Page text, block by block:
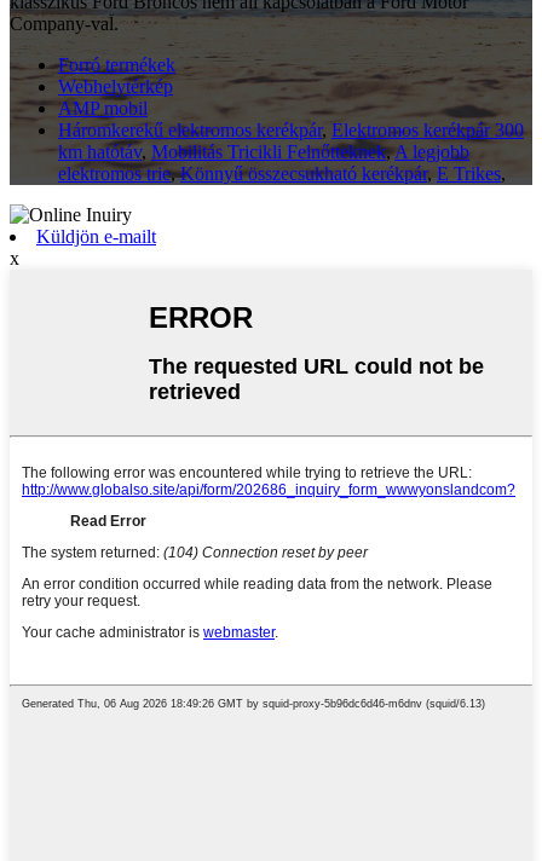
Company-val.
Forró termékek
Webhelytérkép
AMP mobil
Háromkerekű elektromos kerékpár, Elektromos kerékpár 300
km hatótáv, Mobilitás Tricikli Felnőtteknek,A legjobb
elektromos trie,Könnyű összecsukható kerékpár, E Trikes,
Küldjön e-mailt
x